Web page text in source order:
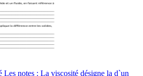
notes : La viscosité désigne la d`un